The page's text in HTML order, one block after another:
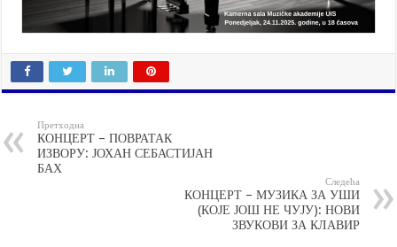
Претходна
КОНЦЕРТ – ПОВРАТАК
ИЗВОРУ: ЈОХАН СЕБАСТИЈАН
БАХ
Следећа
КОНЦЕРТ – МУЗИКА ЗА УШИ
(КОЈЕ ЈОШ НЕ ЧУЈУ): НОВИ
ЗВУКОВИ ЗА КЛАВИР